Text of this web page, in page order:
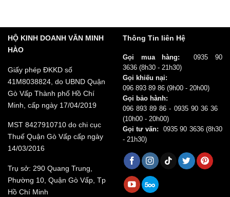
HỘ KINH DOANH VĂN MINH
HÀO
Giấy phép ĐKKD số
41M8038824, do UBND Quận
Gò Vấp Thành phố Hồ Chí
Minh, cấp ngày 17/04/2019
MST 8427910710 do chi cục
Thuế Quận Gò Vấp cấp ngày
14/03/2016
Trụ sở: 290 Quang Trung,
Phường 10, Quận Gò Vấp, Tp
Hồ Chí Minh
Thông Tin liên Hệ
Gọi mua hàng:
0935 90
3636 (8h30 - 21h30)
Gọi khiếu nại:
096 893 89 86 (9h00 - 20h00)
Gọi bảo hành:
096 893 89 86 - 0935 90 36 36
(10h00 - 20h00)
Gọi tư vấn:
0935 90 3636(8h30
- 21h30)